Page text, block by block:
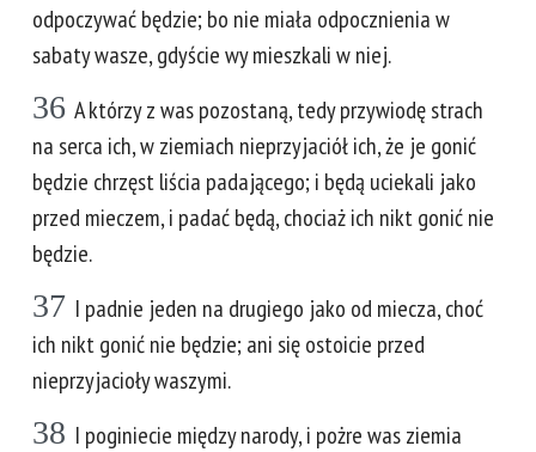
odpoczywać będzie; bo nie miała odpocznienia w
sabaty wasze, gdyście wy mieszkali w niej.
36 A którzy z was pozostaną, tedy przywiodę strach
na serca ich, w ziemiach nieprzyjaciół ich, że je gonić
będzie chrzęst liścia padającego; i będą uciekali jako
przed mieczem, i padać będą, chociaż ich nikt gonić nie
będzie.
37 I padnie jeden na drugiego jako od miecza, choć
ich nikt gonić nie będzie; ani się ostoicie przed
nieprzyjacioły waszymi.
38 I poginiecie między narody, i pożre was ziemia